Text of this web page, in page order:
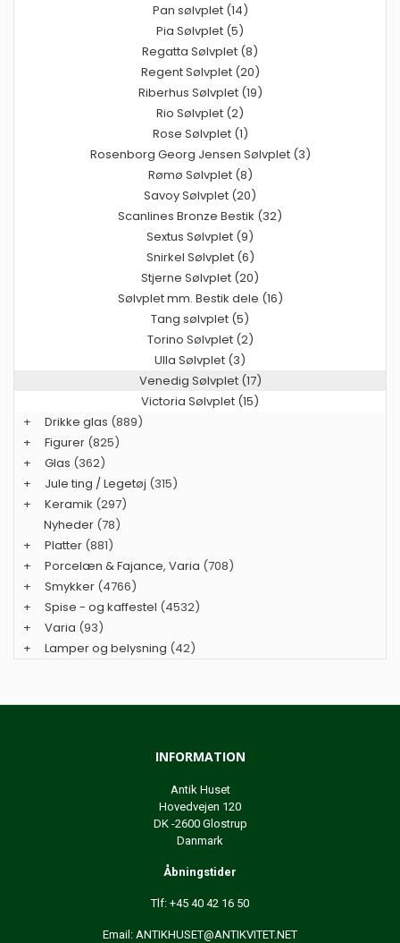
Pan sølvplet (14)
Pia Sølvplet (5)
Regatta Sølvplet (8)
Regent Sølvplet (20)
Riberhus Sølvplet (19)
Rio Sølvplet (2)
Rose Sølvplet (1)
Rosenborg Georg Jensen Sølvplet (3)
Rømø Sølvplet (8)
Savoy Sølvplet (20)
Scanlines Bronze Bestik (32)
Sextus Sølvplet (9)
Snirkel Sølvplet (6)
Stjerne Sølvplet (20)
Sølvplet mm. Bestik dele (16)
Tang sølvplet (5)
Torino Sølvplet (2)
Ulla Sølvplet (3)
Venedig Sølvplet (17)
Victoria Sølvplet (15)
+
Drikke glas (889)
+
Figurer (825)
+
Glas (362)
+
Jule ting / Legetøj (315)
+
Keramik (297)
Nyheder (78)
+
Platter (881)
+
Porcelæn & Fajance, Varia (708)
+
Smykker (4766)
+
Spise - og kaffestel (4532)
+
Varia (93)
+
Lamper og belysning (42)
INFORMATION
Antik Huset
Hovedvejen 120
DK -2600 Glostrup
Danmark
Åbningstider
Tlf: +45 40 42 16 50
Email: ANTIKHUSET@ANTIKVITET.NET